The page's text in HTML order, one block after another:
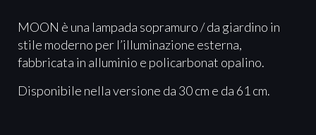
MOON è una lampada sopramuro / da giardino in
stile moderno per l’illuminazione esterna,
fabbricata in alluminio e policarbonat opalino.
Disponibile nella versione da 30 cm e da 61 cm.